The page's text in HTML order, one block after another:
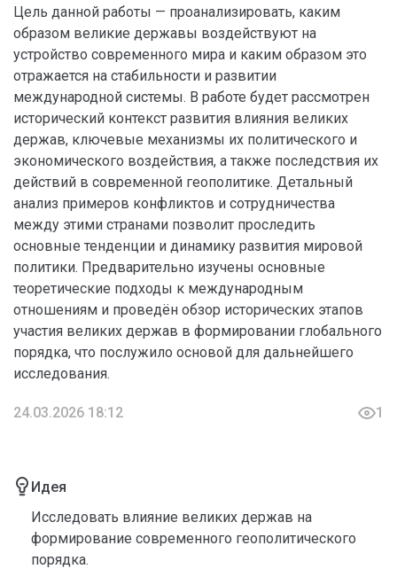
Цель данной работы — проанализировать, каким
образом великие державы воздействуют на
устройство современного мира и каким образом это
отражается на стабильности и развитии
международной системы. В работе будет рассмотрен
исторический контекст развития влияния великих
держав, ключевые механизмы их политического и
экономического воздействия, а также последствия их
действий в современной геополитике. Детальный
анализ примеров конфликтов и сотрудничества
между этими странами позволит проследить
основные тенденции и динамику развития мировой
политики. Предварительно изучены основные
теоретические подходы к международным
отношениям и проведён обзор исторических этапов
участия великих держав в формировании глобального
порядка, что послужило основой для дальнейшего
исследования.
24.03.2026 18:12 1
Идея
Исследовать влияние великих держав на
формирование современного геополитического
порядка.